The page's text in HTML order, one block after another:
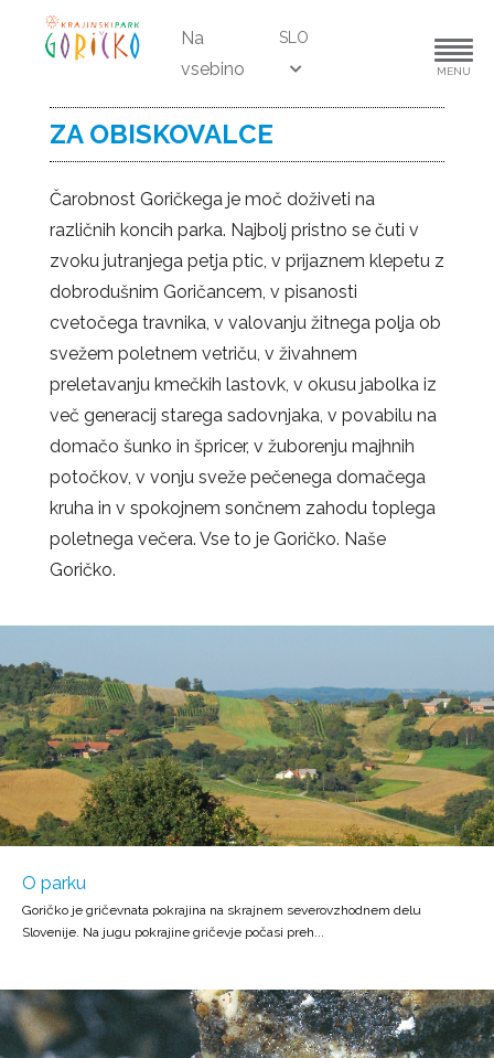
Na
vsebino
SLO
MENU
ZA OBISKOVALCE
Čarobnost Goričkega je moč doživeti na
različnih koncih parka. Najbolj pristno se čuti v
zvoku jutranjega petja ptic, v prijaznem klepetu z
dobrodušnim Goričancem, v pisanosti
cvetočega travnika, v valovanju žitnega polja ob
svežem poletnem vetriču, v živahnem
preletavanju kmečkih lastovk, v okusu jabolka iz
več generacij starega sadovnjaka, v povabilu na
domačo šunko in špricer, v žuborenju majhnih
potočkov, v vonju sveže pečenega domačega
kruha in v spokojnem sončnem zahodu toplega
poletnega večera. Vse to je Goričko. Naše
Goričko.
O parku
Goričko je gričevnata pokrajina na skrajnem severovzhodnem delu
Slovenije. Na jugu pokrajine gričevje počasi preh...